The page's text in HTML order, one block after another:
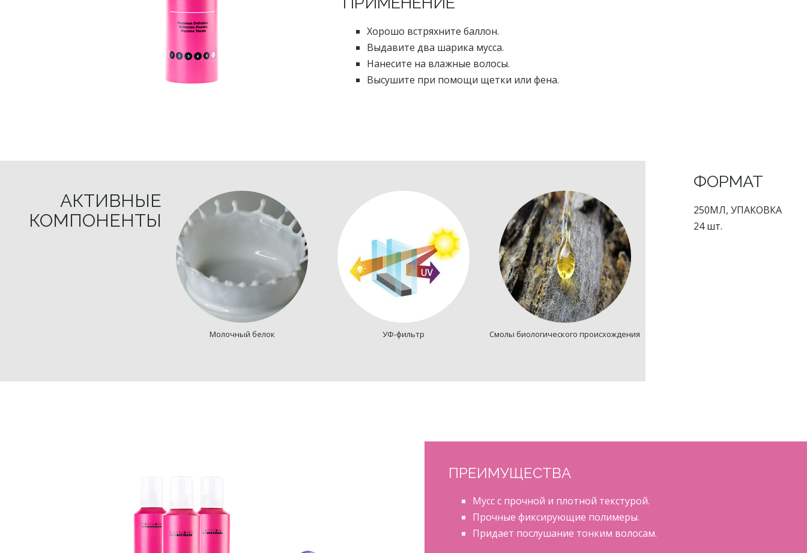
Хорошо встряхните баллон.
Выдавите два шарика мусса.
Нанесите на влажные волосы.
Высушите при помощи щетки или фена.
АКТИВНЫЕ
КОМПОНЕНТЫ
Молочный белок УФ-фильтр Смолы биологического происхождения
ФОРМАТ
250МЛ, УПАКОВКА
24 шт.
ПРЕИМУЩЕСТВА
Мусс с прочной и плотной текстурой.
Прочные фиксирующие полимеры.
Придает послушание тонким волосам.